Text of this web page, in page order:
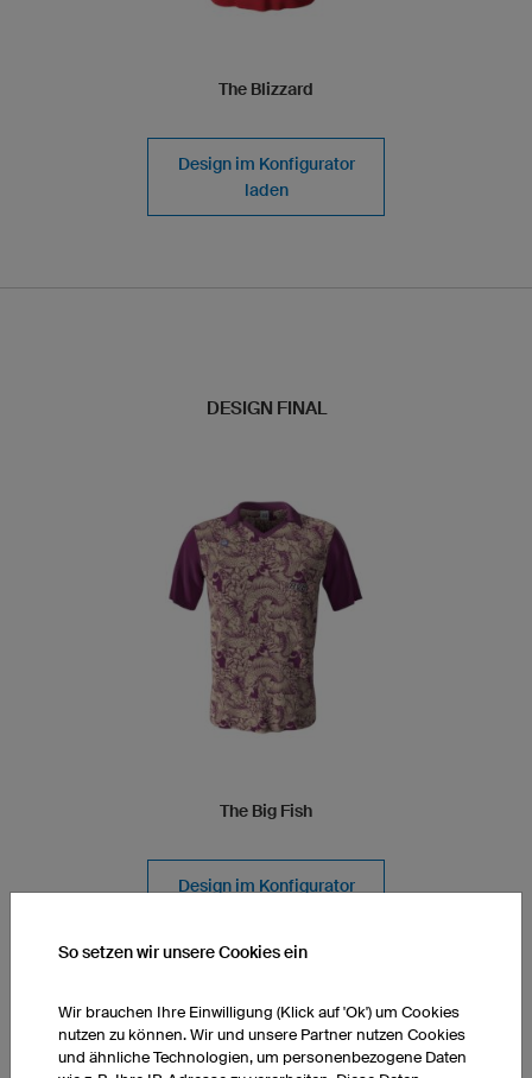
The Blizzard
Design im Konfigurator
laden
DESIGN FINAL
The Big Fish
Design im Konfigurator
So setzen wir unsere Cookies ein
Wir brauchen Ihre Einwilligung (Klick auf 'Ok') um Cookies
nutzen zu können. Wir und unsere Partner nutzen Cookies
und ähnliche Technologien, um personenbezogene Daten